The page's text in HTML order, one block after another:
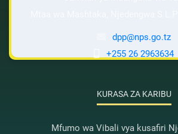
dpp@nps.go.tz
+255 26 2963634
KURASA ZA KARIBU
Mfumo wa Vibali vya kusafiri